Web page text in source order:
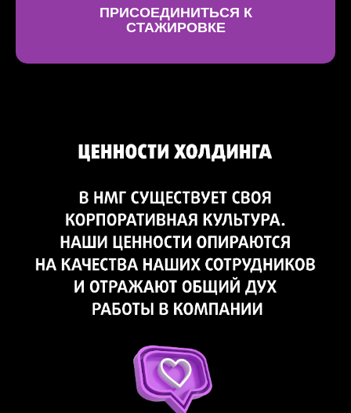
ПРИСОЕДИНИТЬСЯ К
СТАЖИРОВКЕ